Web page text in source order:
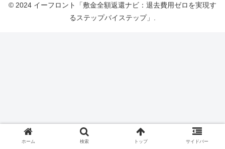
© 2024 イーフロント「敷金全額返還ナビ：退去費用ゼロを実現す
るステップバイステップ」.
ホーム 検索 トップ サイドバー